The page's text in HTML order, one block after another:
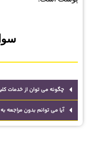
چگونه می توان از خدمات
آیا می توانم بدون مراجعه